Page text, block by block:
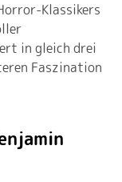
Klassikers
in gleich drei
Faszination